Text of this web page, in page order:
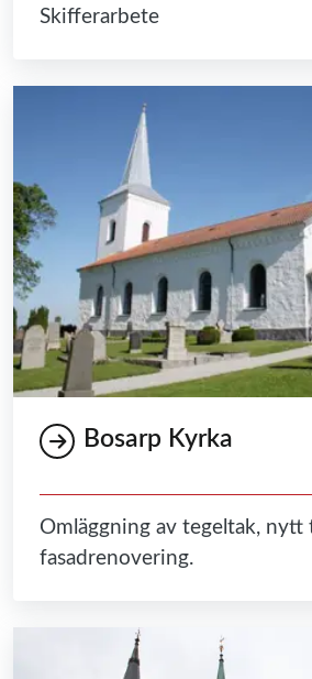
Skifferarbete
Bosarp Kyrka
Omläggning av tegeltak, nytt
fasadrenovering.